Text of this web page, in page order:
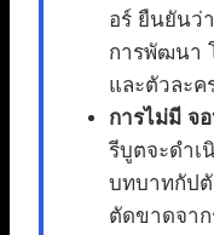
อร์ ยืนยันว่
การพัฒนา
และตัวละค
การไม่มี จ
รีบูตจะดำเ
บทบาทกัปตั
ตัดขาดจาก